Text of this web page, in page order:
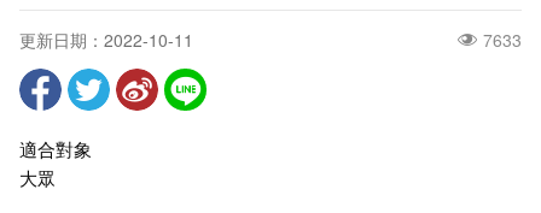
更新日期：2022-10-11 7633
適合對象
大眾